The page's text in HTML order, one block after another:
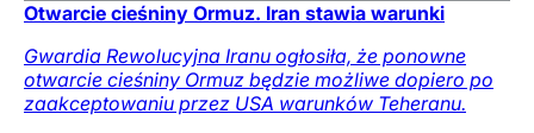
Otwarcie cieśniny Ormuz. Iran stawia warunki
Gwardia Rewolucyjna Iranu ogłosiła, że ponowne
otwarcie cieśniny Ormuz będzie możliwe dopiero po
zaakceptowaniu przez USA warunków Teheranu.